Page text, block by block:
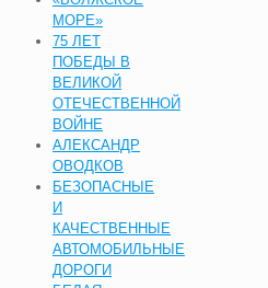
МОРЕ»
75 ЛЕТ
ПОБЕДЫ В
ВЕЛИКОЙ
ОТЕЧЕСТВЕННОЙ
ВОЙНЕ
АЛЕКСАНДР
ОВОДКОВ
БЕЗОПАСНЫЕ
И
КАЧЕСТВЕННЫЕ
АВТОМОБИЛЬНЫЕ
ДОРОГИ